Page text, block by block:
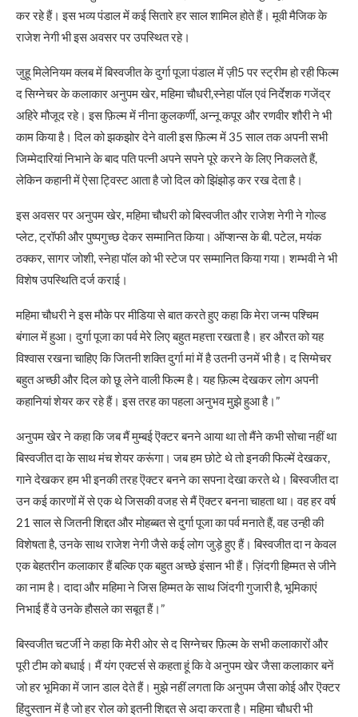
कर रहे हैं। इस भव्य पंडाल में कई सितारे हर साल शामिल होते हैं। मूवी मैजिक के
राजेश नेगी भी इस अवसर पर उपस्थित रहे।
जुहू मिलेनियम क्लब में बिस्वजीत के दुर्गा पूजा पंडाल में ज़ी5 पर स्ट्रीम हो रही फिल्म
द सिग्नेचर के कलाकार अनुपम खेर, महिमा चौधरी,स्नेहा पॉल एवं निर्देशक गजेंद्र
अहिरे मौजूद रहे। इस फ़िल्म में नीना कुलकर्णी, अन्नू कपूर और रणवीर शौरी ने भी
काम किया है। दिल को झकझोर देने वाली इस फ़िल्म में 35 साल तक अपनी सभी
जिम्मेदारियां निभाने के बाद पति पत्नी अपने सपने पूरे करने के लिए निकलते हैं,
लेकिन कहानी में ऐसा ट्विस्ट आता है जो दिल को झिंझोड़ कर रख देता है।
इस अवसर पर अनुपम खेर, महिमा चौधरी को बिस्वजीत और राजेश नेगी ने गोल्ड
प्लेट, ट्रॉफी और पुष्पगुच्छ देकर सम्मानित किया। ऑप्शन्स के बी. पटेल, मयंक
ठक्कर, सागर जोशी, स्नेहा पॉल को भी स्टेज पर सम्मानित किया गया। शम्भवी ने भी
विशेष उपस्थिति दर्ज कराई।
महिमा चौधरी ने इस मौके पर मीडिया से बात करते हुए कहा कि मेरा जन्म पश्चिम
बंगाल में हुआ। दुर्गा पूजा का पर्व मेरे लिए बहुत महत्ता रखता है। हर औरत को यह
विश्वास रखना चाहिए कि जितनी शक्ति दुर्गा मां में है उतनी उनमें भी है। द सिग्मेचर
बहुत अच्छी और दिल को छू लेने वाली फिल्म है। यह फ़िल्म देखकर लोग अपनी
कहानियां शेयर कर रहे हैं। इस तरह का पहला अनुभव मुझे हुआ है।”
अनुपम खेर ने कहा कि जब मैं मुम्बई ऎक्टर बनने आया था तो मैंने कभी सोचा नहीं था
बिस्वजीत दा के साथ मंच शेयर करूंगा। जब हम छोटे थे तो इनकी फिल्में देखकर,
गाने देखकर हम भी इनकी तरह ऎक्टर बनने का सपना देखा करते थे। बिस्वजीत दा
उन कई कारणों में से एक थे जिसकी वजह से मैं ऎक्टर बनना चाहता था। वह हर वर्ष
21 साल से जितनी शिद्दत और मोहब्बत से दुर्गा पूजा का पर्व मनाते हैं, वह उन्ही की
विशेषता है, उनके साथ राजेश नेगी जैसे कई लोग जुड़े हुए हैं। बिस्वजीत दा न केवल
एक बेहतरीन कलाकार हैं बल्कि एक बहुत अच्छे इंसान भी हैं। ज़िंदगी हिम्मत से जीने
का नाम है। दादा और महिमा ने जिस हिम्मत के साथ जिंदगी गुजारी है, भूमिकाएं
निभाई हैं वे उनके हौसले का सबूत हैं।”
बिस्वजीत चटर्जी ने कहा कि मेरी ओर से द सिग्नेचर फ़िल्म के सभी कलाकारों और
पूरी टीम को बधाई। मैं यंग एक्टर्स से कहता हूं कि वे अनुपम खेर जैसा कलाकार बनें
जो हर भूमिका में जान डाल देते हैं। मुझे नहीं लगता कि अनुपम जैसा कोई और ऎक्टर
हिंदुस्तान में है जो हर रोल को इतनी शिद्दत से अदा करता है। महिमा चौधरी भी